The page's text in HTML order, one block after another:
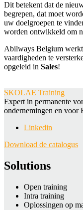
Dit betekent dat de
begrepen, dat moet
uw doelgroepen te
worden ontwikkeld om
Abilways Belgium werkt
vaardigheden te
opgeleid in Sales!
SKOLAE Training
Expert in permanente
ondernemingen en voor
Linkedin
Download de catalogus
Solutions
Open training
Intra training
Oplossingen op